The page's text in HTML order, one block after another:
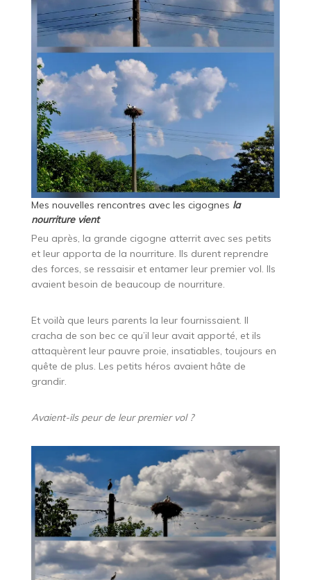
Mes nouvelles rencontres avec les cigognes la
nourriture vient
Peu après, la grande cigogne atterrit avec ses petits
et leur apporta de la nourriture. Ils durent reprendre
des forces, se ressaisir et entamer leur premier vol. Ils
avaient besoin de beaucoup de nourriture.
Et voilà que leurs parents la leur fournissaient. Il
cracha de son bec ce qu’il leur avait apporté, et ils
attaquèrent leur pauvre proie, insatiables, toujours en
quête de plus. Les petits héros avaient hâte de
grandir.
Avaient-ils peur de leur premier vol ?